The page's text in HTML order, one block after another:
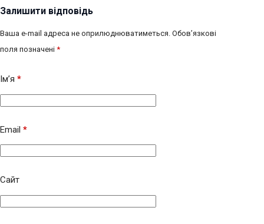
Залишити відповідь
Ваша e-mail адреса не оприлюднюватиметься. Обов’язкові
поля позначені *
Ім’я *
Email *
Сайт